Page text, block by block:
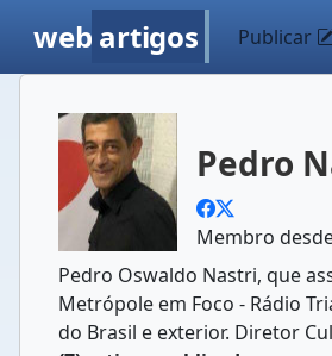
web artigos Publicar
Pedro
Membro
Pedro Oswaldo Nastri, que
Metrópole em Foco - Rádio
do Brasil e exterior. Diretor